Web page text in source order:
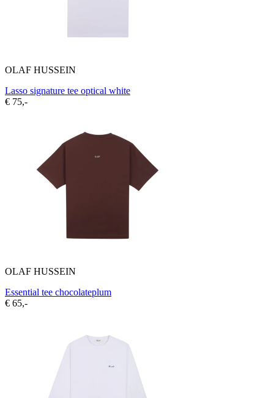
OLAF HUSSEIN
Lasso signature tee optical white
€ 75,-
OLAF HUSSEIN
Essential tee chocolateplum
€ 65,-